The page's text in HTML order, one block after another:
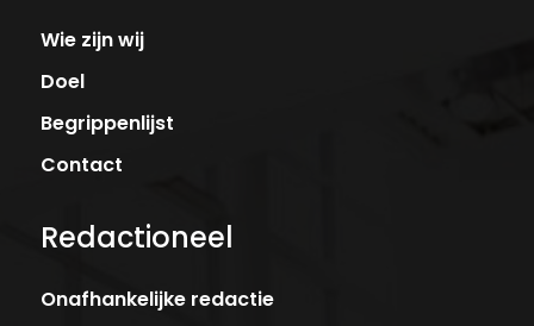
Wie zijn wij
Doel
Begrippenlijst
Contact
Redactioneel
Onafhankelijke redactie